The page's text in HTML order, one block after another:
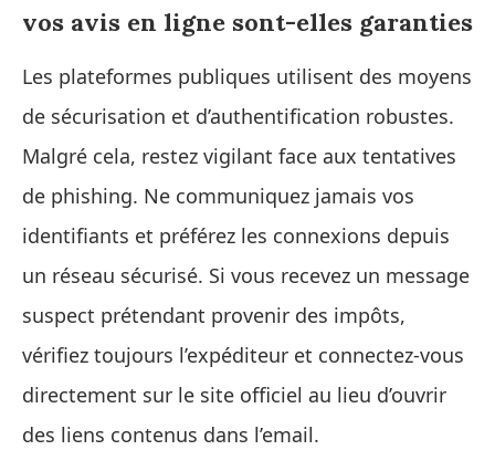
vos avis en ligne sont-elles garanties
Les plateformes publiques utilisent des moyens
de sécurisation et d’authentification robustes.
Malgré cela, restez vigilant face aux tentatives
de phishing. Ne communiquez jamais vos
identifiants et préférez les connexions depuis
un réseau sécurisé. Si vous recevez un message
suspect prétendant provenir des impôts,
vérifiez toujours l’expéditeur et connectez-vous
directement sur le site officiel au lieu d’ouvrir
des liens contenus dans l’email.